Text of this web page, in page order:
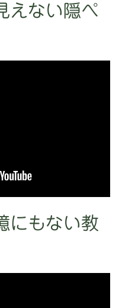
えない隠ぺ
にもない教